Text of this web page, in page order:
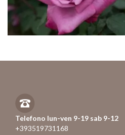
Telefono lun-ven 9-19 sab 9-12
+393519731168